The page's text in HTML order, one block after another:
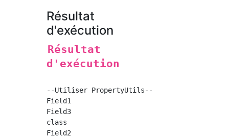
Résultat
d'exécution
Résultat
d'exécution
--Utiliser PropertyUtils--
Field1
Field3
class
Field2